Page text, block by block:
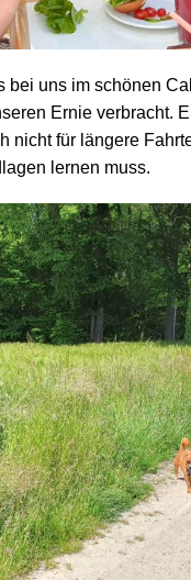
bei uns im schönen
Ernie verbracht.
nicht für längere
lernen muss.